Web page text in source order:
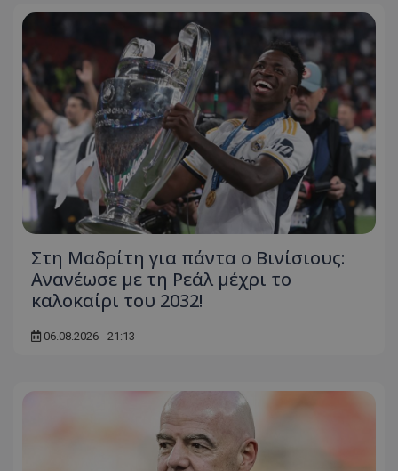
Στη Μαδρίτη για πάντα ο Βινίσιους:
Ανανέωσε με τη Ρεάλ μέχρι το
καλοκαίρι του 2032!
06.08.2026 - 21:13